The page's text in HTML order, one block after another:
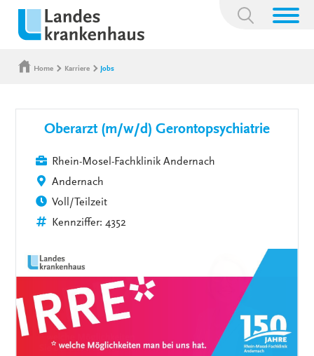
Suchbegriff:
Home Karriere Jobs
Oberarzt (m/w/d) Gerontopsychiatrie
Rhein-Mosel-Fachklinik Andernach
Andernach
Voll/Teilzeit
Kennziffer: 4352